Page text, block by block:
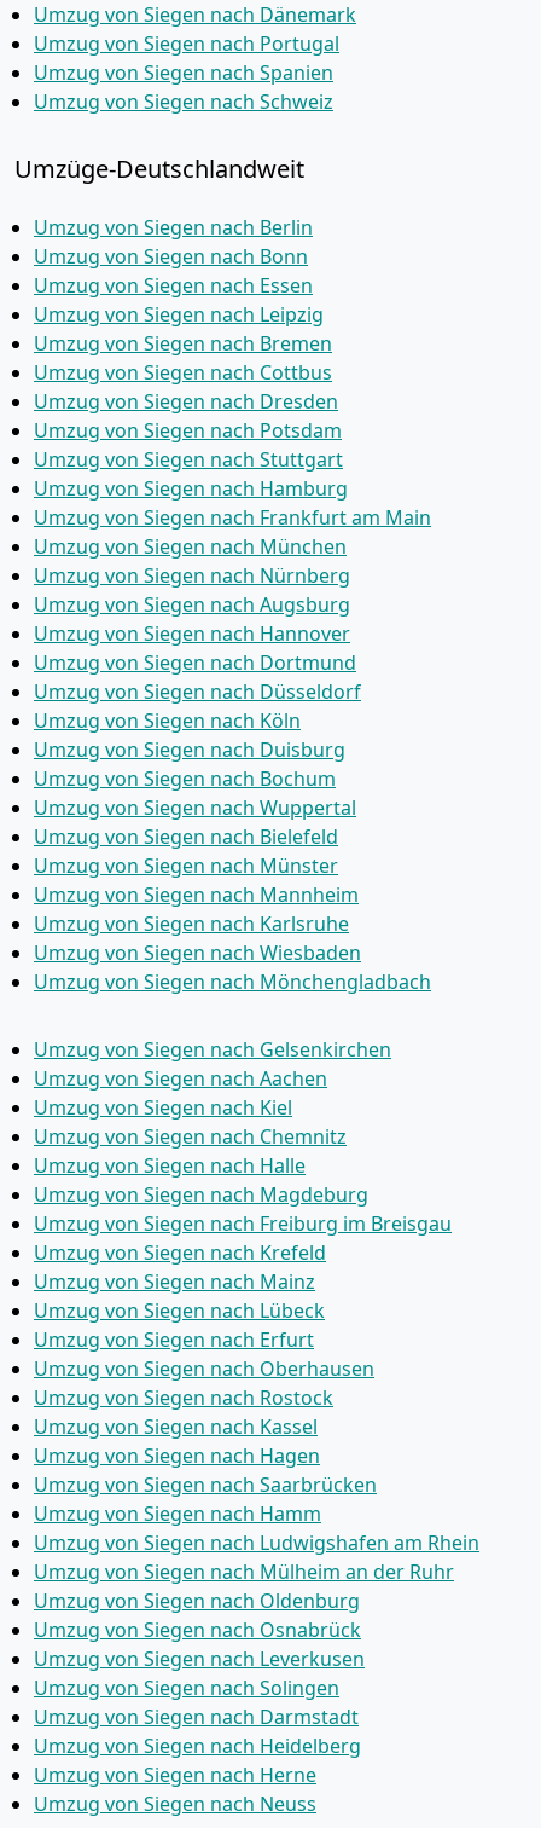
Umzug von Siegen nach Dänemark
Umzug von Siegen nach Portugal
Umzug von Siegen nach Spanien
Umzug von Siegen nach Schweiz
Umzüge-Deutschlandweit
Umzug von Siegen nach Berlin
Umzug von Siegen nach Bonn
Umzug von Siegen nach Essen
Umzug von Siegen nach Leipzig
Umzug von Siegen nach Bremen
Umzug von Siegen nach Cottbus
Umzug von Siegen nach Dresden
Umzug von Siegen nach Potsdam
Umzug von Siegen nach Stuttgart
Umzug von Siegen nach Hamburg
Umzug von Siegen nach Frankfurt am Main
Umzug von Siegen nach München
Umzug von Siegen nach Nürnberg
Umzug von Siegen nach Augsburg
Umzug von Siegen nach Hannover
Umzug von Siegen nach Dortmund
Umzug von Siegen nach Düsseldorf
Umzug von Siegen nach Köln
Umzug von Siegen nach Duisburg
Umzug von Siegen nach Bochum
Umzug von Siegen nach Wuppertal
Umzug von Siegen nach Bielefeld
Umzug von Siegen nach Münster
Umzug von Siegen nach Mannheim
Umzug von Siegen nach Karlsruhe
Umzug von Siegen nach Wiesbaden
Umzug von Siegen nach Mönchen­gladbach
Umzug von Siegen nach Gelsenkirchen
Umzug von Siegen nach Aachen
Umzug von Siegen nach Kiel
Umzug von Siegen nach Chemnitz
Umzug von Siegen nach Halle
Umzug von Siegen nach Magdeburg
Umzug von Siegen nach Freiburg im Breisgau
Umzug von Siegen nach Krefeld
Umzug von Siegen nach Mainz
Umzug von Siegen nach Lübeck
Umzug von Siegen nach Erfurt
Umzug von Siegen nach Oberhausen
Umzug von Siegen nach Rostock
Umzug von Siegen nach Kassel
Umzug von Siegen nach Hagen
Umzug von Siegen nach Saarbrücken
Umzug von Siegen nach Hamm
Umzug von Siegen nach Ludwigshafen am Rhein
Umzug von Siegen nach Mülheim an der Ruhr
Umzug von Siegen nach Oldenburg
Umzug von Siegen nach Osnabrück
Umzug von Siegen nach Leverkusen
Umzug von Siegen nach Solingen
Umzug von Siegen nach Darmstadt
Umzug von Siegen nach Heidelberg
Umzug von Siegen nach Herne
Umzug von Siegen nach Neuss